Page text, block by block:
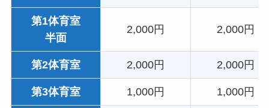
第1体育室
半面
2,000円 2,000円
第2体育室 2,000円 2,000円
第3体育室 1,000円 1,000円